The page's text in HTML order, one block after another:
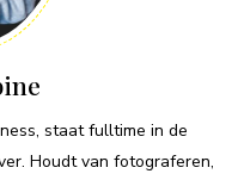
staat fulltime in de
Houdt van fotograferen,